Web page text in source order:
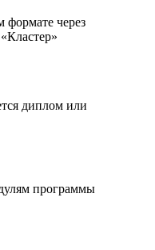
формате через
диплом или
программы